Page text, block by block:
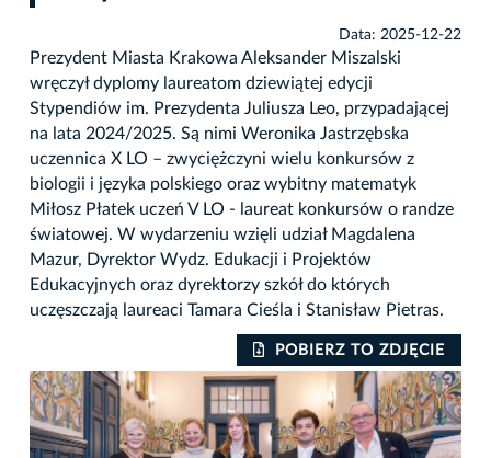
Data: 2025-12-22
Prezydent Miasta Krakowa Aleksander Miszalski
wręczył dyplomy laureatom dziewiątej edycji
Stypendiów im. Prezydenta Juliusza Leo, przypadającej
na lata 2024/2025. Są nimi Weronika Jastrzębska
uczennica X LO – zwyciężczyni wielu konkursów z
biologii i języka polskiego oraz wybitny matematyk
Miłosz Płatek uczeń V LO - laureat konkursów o randze
światowej. W wydarzeniu wzięli udział Magdalena
Mazur, Dyrektor Wydz. Edukacji i Projektów
Edukacyjnych oraz dyrektorzy szkół do których
uczęszczają laureaci Tamara Cieśla i Stanisław Pietras.
POBIERZ TO ZDJĘCIE